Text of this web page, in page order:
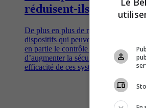
réduisent-ils vraiment
De plus en plus de nouvelles voitures
dispositifs qui peuvent alerter le
en partie le contrôle à sa place,
d’augmenter la sécurité sur les
efficacité de ces systèmes?